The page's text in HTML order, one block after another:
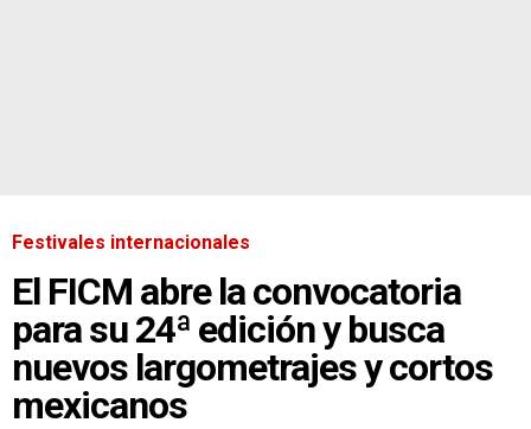
Festivales internacionales
El FICM abre la convocatoria
para su 24ª edición y busca
nuevos largometrajes y cortos
mexicanos